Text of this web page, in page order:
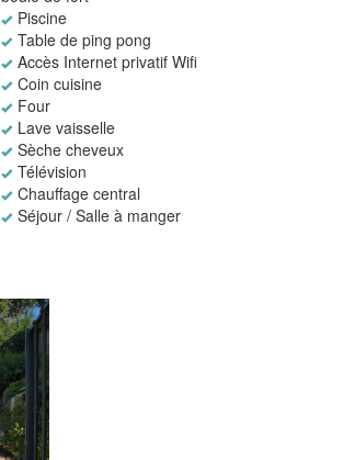
Piscine
Table de ping pong
Accès Internet privatif Wifi
Coin cuisine
Four
Lave vaisselle
Sèche cheveux
Télévision
Chauffage central
Séjour / Salle à manger